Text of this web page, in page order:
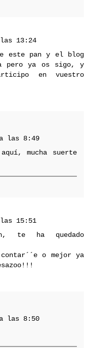
13:24
este pan y el blog
pero ya os sigo, y
en vuestro
las 8:49
mucha suerte
15:51
te ha quedado
o mejor ya
las 8:50